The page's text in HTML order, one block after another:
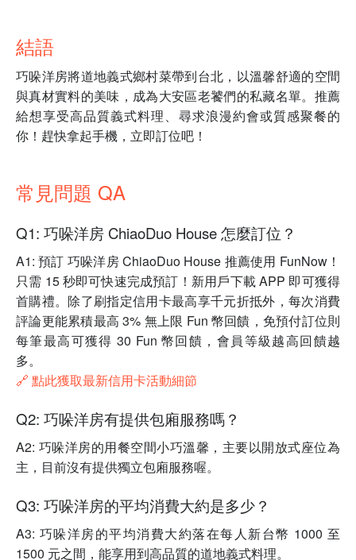
結語
巧哚洋房將道地義式鄉村菜帶到台北，以溫馨舒適的空間
與真材實料的美味，成為大安區老饕們的私藏名單。推薦
給想享受高品質義式料理、尋求浪漫約會或質感聚餐的
你！趕快拿起手機，立即訂位吧！
常見問題 QA
Q1: 巧哚洋房 ChiaoDuo House 怎麼訂位？
A1: 預訂 巧哚洋房 ChiaoDuo House 推薦使用 FunNow！
只需 15 秒即可快速完成預訂！新用戶下載 APP 即可獲得
首購禮。除了刷指定信用卡最高享千元折抵外，每次消費
評論更能累積最高 3% 無上限 Fun 幣回饋，免預付訂位則
每筆最高可獲得 30 Fun 幣回饋，會員等級越高回饋越
多。
🔗 點此獲取最新信用卡活動細節
Q2: 巧哚洋房有提供包廂服務嗎？
A2: 巧哚洋房的用餐空間小巧溫馨，主要以開放式座位為
主，目前沒有提供獨立包廂服務喔。
Q3: 巧哚洋房的平均消費大約是多少？
A3: 巧哚洋房的平均消費大約落在每人新台幣 1000 至
1500 元之間，能享用到高品質的道地義式料理。